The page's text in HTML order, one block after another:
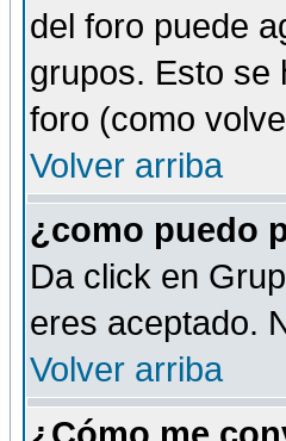
del foro puede
grupos. Esto se
foro (como
Volver arriba
¿como puedo
Da click en
eres aceptado.
Volver arriba